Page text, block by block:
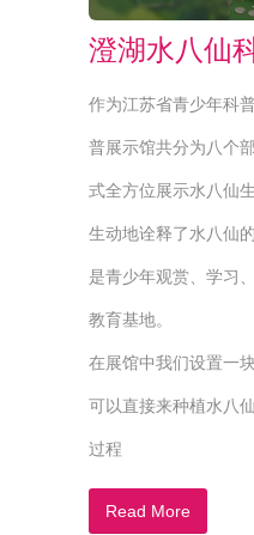
澄湖水八仙
作为江苏省青少年科
普展示馆共分为八个
式全方位展示水八仙
生动地诠释了水八仙
是青少年观赏、学习
教育基地。
在展馆中我们设置一
可以直接来种植水八
过程
Read More